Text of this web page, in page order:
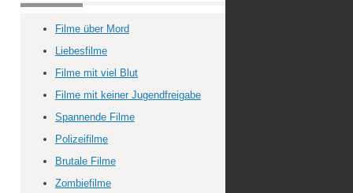
Filme über Mord
Liebesfilme
Filme mit viel Blut
Filme mit keiner Jugendfreigabe
Spannende Filme
Polizeifilme
Brutale Filme
Zombiefilme